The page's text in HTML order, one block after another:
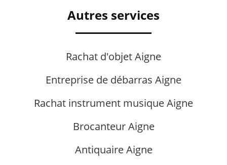
Autres services
Rachat d'objet Aigne
Entreprise de débarras Aigne
Rachat instrument musique Aigne
Brocanteur Aigne
Antiquaire Aigne